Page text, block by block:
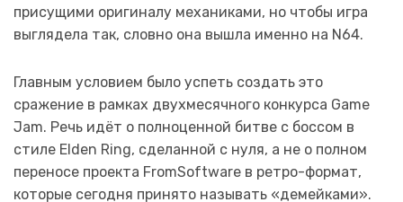
присущими оригиналу механиками, но чтобы игра
выглядела так, словно она вышла именно на N64.
Главным условием было успеть создать это
сражение в рамках двухмесячного конкурса Game
Jam. Речь идёт о полноценной битве с боссом в
стиле Elden Ring, сделанной с нуля, а не о полном
переносе проекта FromSoftware в ретро-формат,
которые сегодня принято называть «демейками».